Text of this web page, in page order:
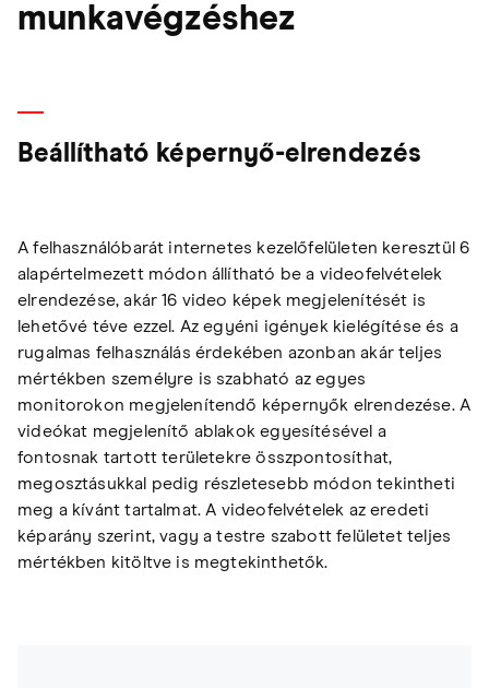
munkavégzéshez
Beállítható képernyő-elrendezés
A felhasználóbarát internetes kezelőfelületen keresztül 6
alapértelmezett módon állítható be a videofelvételek
elrendezése, akár 16 video képek megjelenítését is
lehetővé téve ezzel. Az egyéni igények kielégítése és a
rugalmas felhasználás érdekében azonban akár teljes
mértékben személyre is szabható az egyes
monitorokon megjelenítendő képernyők elrendezése. A
videókat megjelenítő ablakok egyesítésével a
fontosnak tartott területekre összpontosíthat,
megosztásukkal pedig részletesebb módon tekintheti
meg a kívánt tartalmat. A videofelvételek az eredeti
képarány szerint, vagy a testre szabott felületet teljes
mértékben kitöltve is megtekinthetők.